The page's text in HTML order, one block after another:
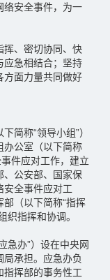
络安全事件，为一
、密切协同、快
应急相结合；坚持
方面力量共同做好
称“领导小组”）
办公室（以下简称
件应对工作，建立
、公安部、国家保
安全事件应对工
（以下简称“指挥
织指挥和协调。
办”）设在中央网
承担。应急办负
指挥部的事务性工